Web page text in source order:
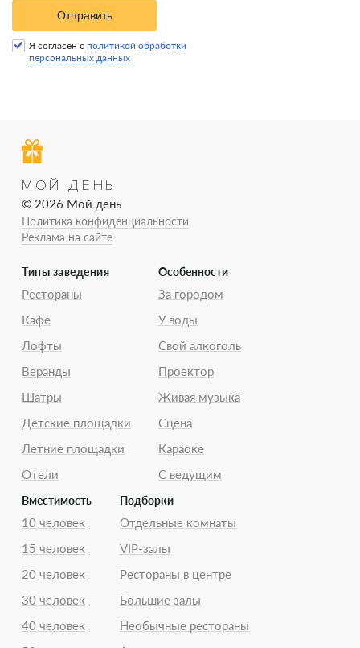
Отправить
Я согласен с политикой обработки
персональных данных
МОЙ ДЕНЬ
© 2026 Мой день
Политика конфиденциальности
Реклама на сайте
Типы заведения
Рестораны
Кафе
Лофты
Веранды
Шатры
Детские площадки
Летние площадки
Отели
Особенности
За городом
У воды
Свой алкоголь
Проектор
Живая музыка
Сцена
Караоке
С ведущим
Вместимость
10 человек
15 человек
20 человек
30 человек
40 человек
Подборки
Отдельные комнаты
VIP-залы
Рестораны в центре
Большие залы
Необычные рестораны